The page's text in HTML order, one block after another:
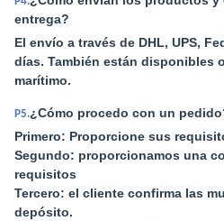
entrega?
El envío a través de DHL, UPS,
días. También están disponibles
marítimo.
P5.¿Cómo procedo con un
Primero: Proporcione sus
Segundo: proporcionamos una
requisitos
Tercero: el cliente confirma las
depósito.